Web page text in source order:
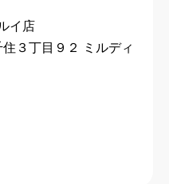
イ店
３丁目９２ ミルディ